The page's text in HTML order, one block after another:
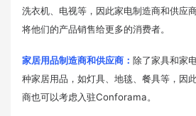
洗衣机、电视等，因此家电制造商和供应
将他们的产品销售给更多的消费者。
家居用品制造商和供应商： 除了家具和家
种家居用品，如灯具、地毯、餐具等，因
商也可以考虑入驻Conforama。